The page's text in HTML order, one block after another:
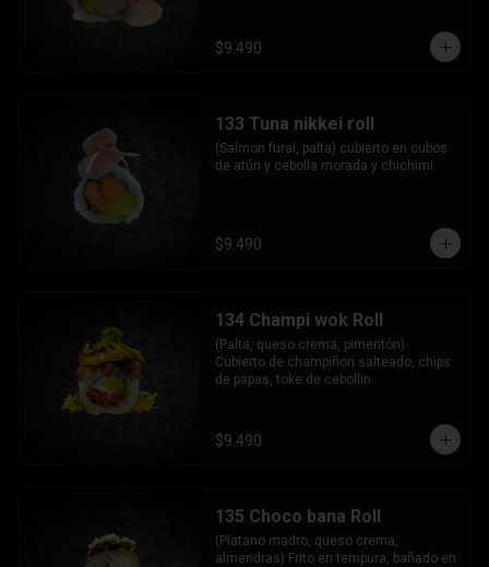
$9.490
133 Tuna nikkei roll
(Salmon furai, palta) cubierto en cubos
de atún y cebolla morada y chichimi.
$9.490
134 Champi wok Roll
(Palta, queso crema, pimentón)
Cubierto de champiñon salteado, chips
de papas, toke de cebollin.
$9.490
135 Choco bana Roll
(Platano madro, queso crema,
almendras) Frito en tempura, bañado en